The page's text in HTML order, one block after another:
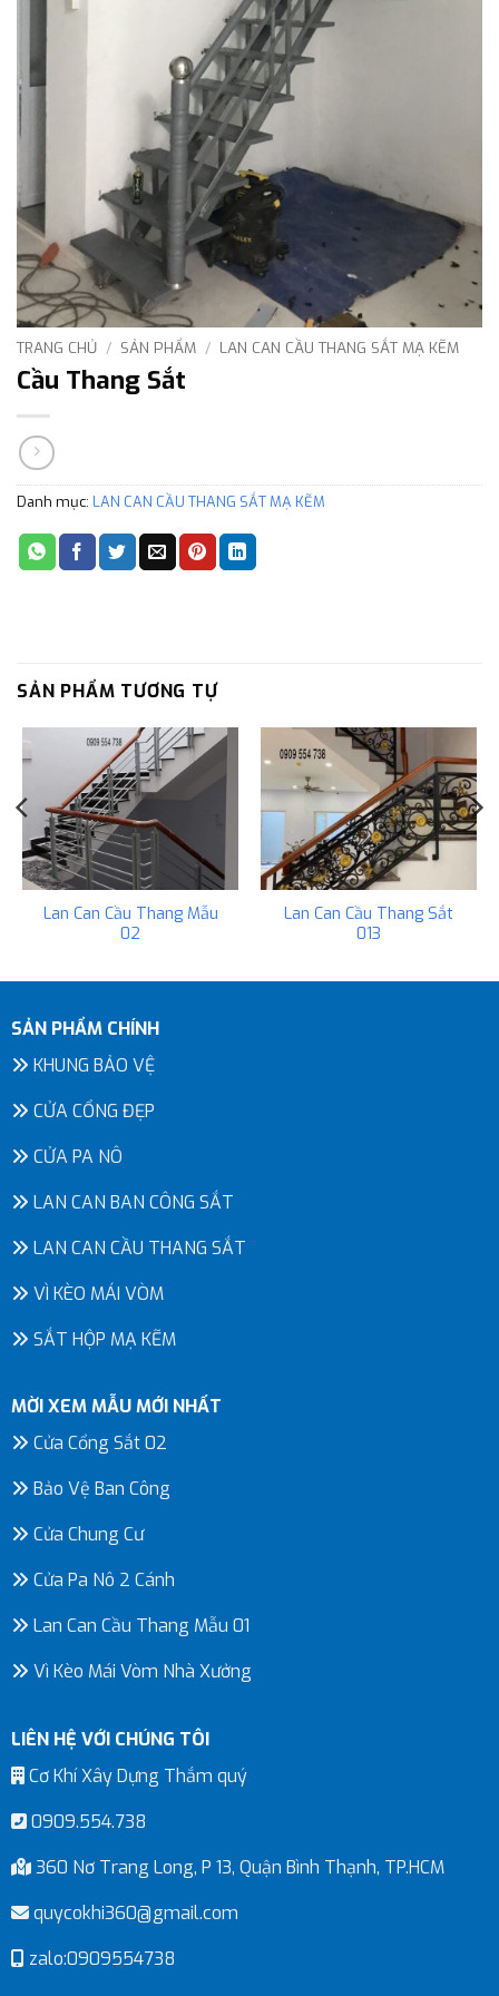
TRANG CHỦ / SẢN PHẨM / LAN CAN CẦU THANG SẮT MẠ KẼM
Cầu Thang Sắt
Danh mục: LAN CAN CẦU THANG SẮT MẠ KẼM
SẢN PHẨM TƯƠNG TỰ
Lan Can Cầu Thang Mẫu
02
Lan Can Cầu Thang Sắt
013
SẢN PHẨM CHÍNH
KHUNG BẢO VỆ
CỬA CỔNG ĐẸP
CỬA PA NÔ
LAN CAN BAN CÔNG SẮT
LAN CAN CẦU THANG SẮT
VÌ KÈO MÁI VÒM
SẮT HỘP MẠ KẼM
MỜI XEM MẪU MỚI NHẤT
Cửa Cổng Sắt 02
Bảo Vệ Ban Công
Cửa Chung Cư
Cửa Pa Nô 2 Cánh
Lan Can Cầu Thang Mẫu 01
Vì Kèo Mái Vòm Nhà Xưởng
LIÊN HỆ VỚI CHÚNG TÔI
Cơ Khí Xây Dựng Thắm quý
0909.554.738
360 Nơ Trang Long, P 13, Quận Bình Thạnh, TP.HCM
quycokhi360@gmail.com
zalo:0909554738